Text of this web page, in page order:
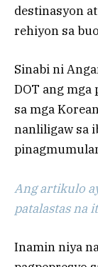
destinasyon
rehiyon sa
Sinabi ni
DOT ang mga
sa mga
nanliligaw sa
Ang artikulo
patalastas na
Inamin niya